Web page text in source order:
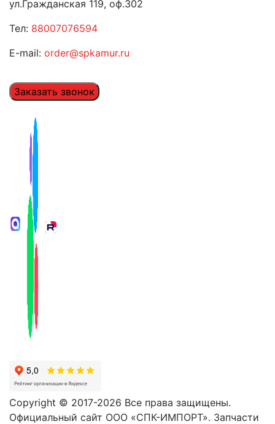
ул.Гражданская 119, оф.302
Тел: 88007076594
E-mail: order@spkamur.ru
Заказать звонок
Copyright © 2017-2026 Все права защищены.
Официальный сайт ООО «СПК-ИМПОРТ». Запчасти